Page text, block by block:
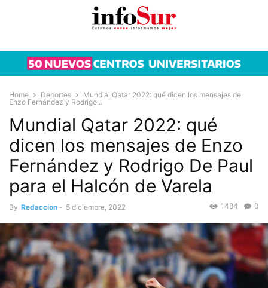
Home Deportes
Mundial Qatar 2022: qué dicen los mensajes de
Enzo Fernández y Rodrigo...
Mundial Qatar 2022: qué
dicen los mensajes de Enzo
Fernández y Rodrigo De Paul
para el Halcón de Varela
By Redaccion - 5 diciembre, 2022 0
1484